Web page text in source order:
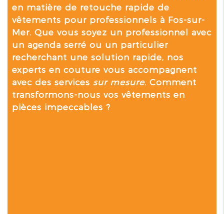
en matière de retouche rapide de
vêtements pour professionnels à Fos-sur-
Mer. Que vous soyez un professionnel avec
un agenda serré ou un particulier
recherchant une solution rapide, nos
experts en couture vous accompagnent
avec des services sur mesure. Comment
transformons-nous vos vêtements en
pièces impeccables ?